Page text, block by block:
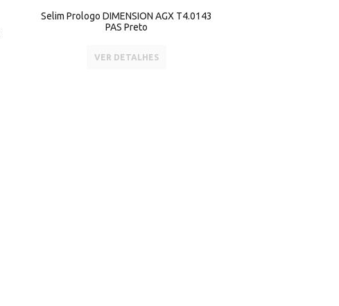
Selim Prologo DIMENSION AGX T4.0143
PAS Preto
VER DETALHES